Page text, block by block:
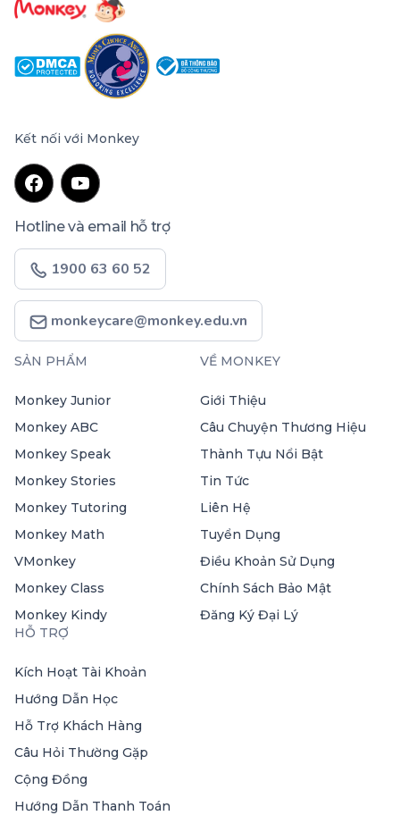
Kết nối với Monkey
Hotline và email hỗ trợ
1900 63 60 52
monkeycare@monkey.edu.vn
SẢN PHẨM
Monkey Junior
Monkey ABC
Monkey Speak
Monkey Stories
Monkey Tutoring
Monkey Math
VMonkey
Monkey Class
Monkey Kindy
VỀ MONKEY
Giới Thiệu
Câu Chuyện Thương Hiệu
Thành Tựu Nổi Bật
Tin Tức
Liên Hệ
Tuyển Dụng
Điều Khoản Sử Dụng
Chính Sách Bảo Mật
Đăng Ký Đại Lý
HỖ TRỢ
Kích Hoạt Tài Khoản
Hướng Dẫn Học
Hỗ Trợ Khách Hàng
Câu Hỏi Thường Gặp
Cộng Đồng
Hướng Dẫn Thanh Toán